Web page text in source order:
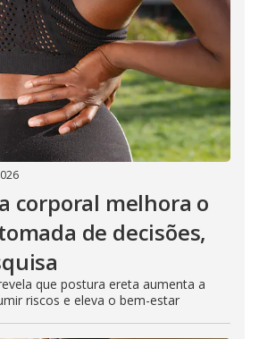
corporal melhora o
de decisões,
que postura ereta aumenta a
riscos e eleva o bem-estar